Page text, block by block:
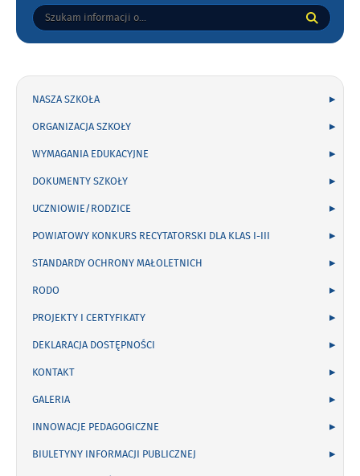
Tutaj
wpisz
NASZA SZKOŁA
ORGANIZACJA SZKOŁY
WYMAGANIA EDUKACYJNE
DOKUMENTY SZKOŁY
UCZNIOWIE/RODZICE
POWIATOWY KONKURS RECYTATORSKI DLA KLAS I-III
STANDARDY OCHRONY MAŁOLETNICH
RODO
PROJEKTY I CERTYFIKATY
DEKLARACJA DOSTĘPNOŚCI
KONTAKT
GALERIA
INNOWACJE PEDAGOGICZNE
BIULETYNY INFORMACJI PUBLICZNEJ